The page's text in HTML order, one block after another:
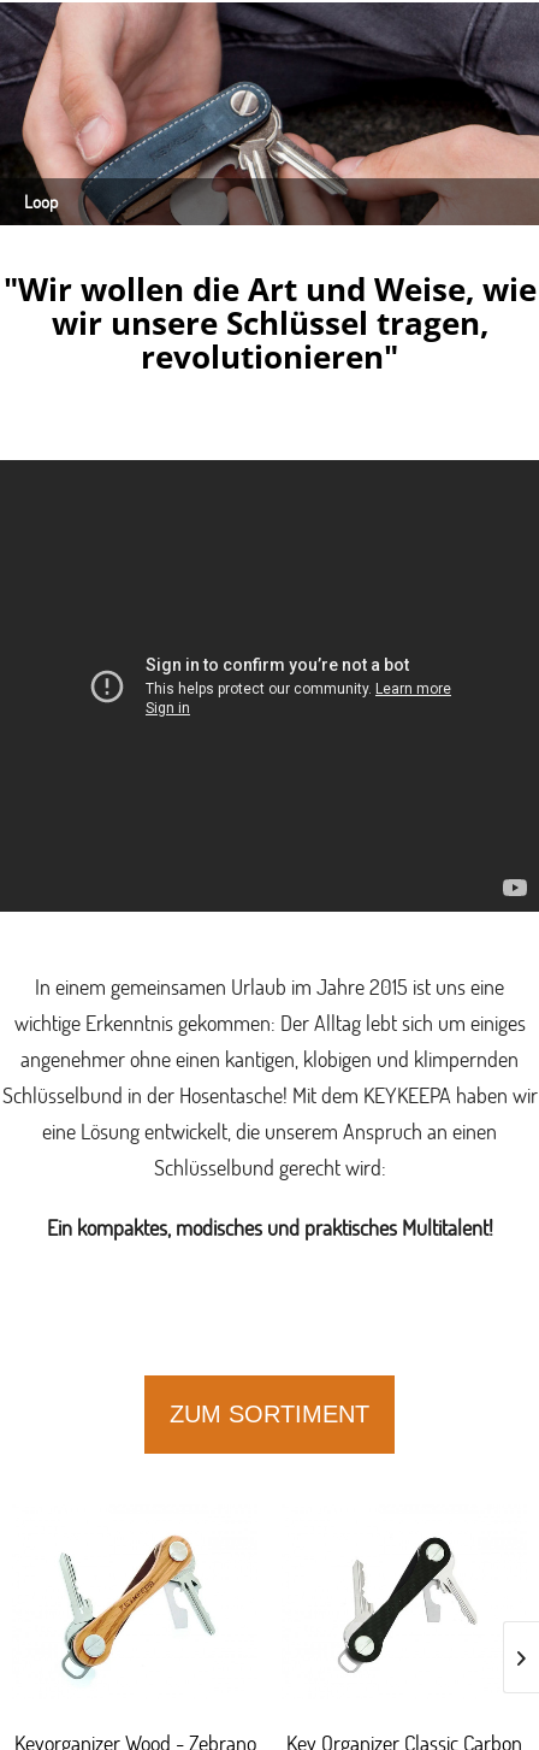
"Wir wollen die Art und Weise, wie
wir unsere Schlüssel tragen,
revolutionieren"
Loop
In einem gemeinsamen Urlaub im Jahre 2015 ist uns eine
wichtige Erkenntnis gekommen: Der Alltag lebt sich um einiges
angenehmer ohne einen kantigen, klobigen und klimpernden
Schlüsselbund in der Hosentasche! Mit dem KEYKEEPA haben wir
eine Lösung entwickelt, die unserem Anspruch an einen
Schlüsselbund gerecht wird:
Ein kompaktes, modisches und praktisches Multitalent!
ZUM SORTIMENT
Keyorganizer Wood - Zebrano Key Organizer Classic Carbon